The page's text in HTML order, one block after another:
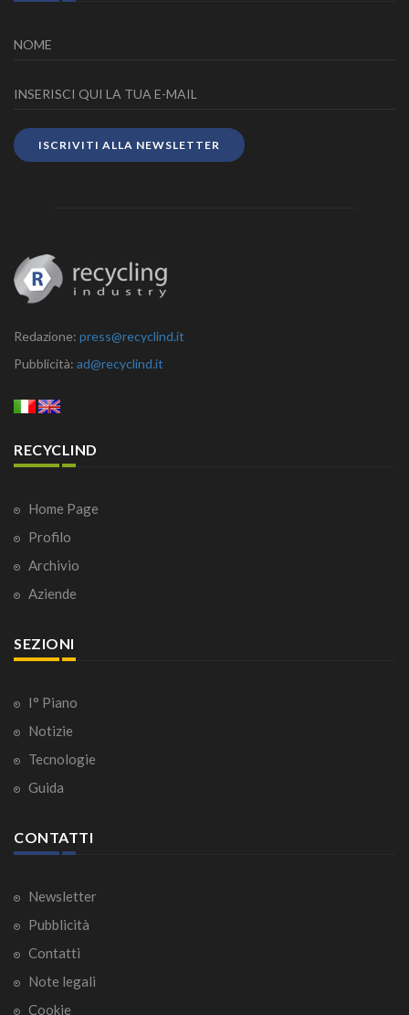
ISCRIVITI ALLA NEWSLETTER
Redazione: press@recyclind.it
Pubblicità: ad@recyclind.it
RECYCLIND
Home Page
Profilo
Archivio
Aziende
SEZIONI
I° Piano
Notizie
Tecnologie
Guida
CONTATTI
Newsletter
Pubblicità
Contatti
Note legali
Cookie